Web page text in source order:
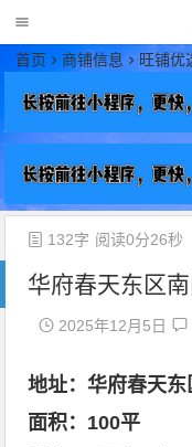
首页 商铺信息 旺铺优
华府春天东区
2025年12月5日
132字 阅读0分26秒
地址：华府春天东
面积：100平